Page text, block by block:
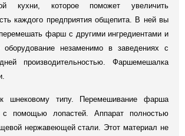
кухни, которое поможет увеличить
каждого предприятия общепита. В ней вы
фарш с другими ингредиентами и
оборудование незаменимо в заведениях с
производительностью. Фаршемешалка
шнековому типу. Перемешивание фарша
с помощью лопастей. Аппарат полностью
нержавеющей стали. Этот материал не